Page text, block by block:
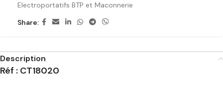
Electroportatifs BTP et Maconnerie
Share:
Description
Réf : CT18020